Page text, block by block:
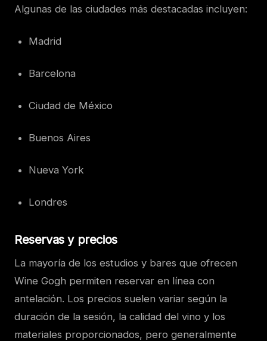
Algunas de las ciudades más destacadas incluyen:
Madrid
Barcelona
Ciudad de México
Buenos Aires
Nueva York
Londres
Reservas y precios
La mayoría de los estudios y bares que ofrecen
Wine Gogh permiten reservar en línea con
antelación. Los precios suelen variar según la
duración de la sesión, la calidad del vino y los
materiales proporcionados, pero generalmente